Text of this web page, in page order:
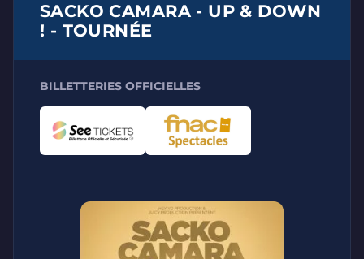
SACKO CAMARA - UP & DOWN
! - TOURNÉE
BILLETTERIES OFFICIELLES